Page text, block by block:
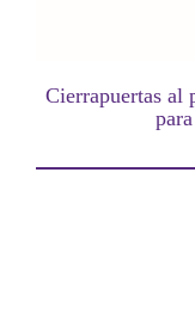
Cierrapuertas al